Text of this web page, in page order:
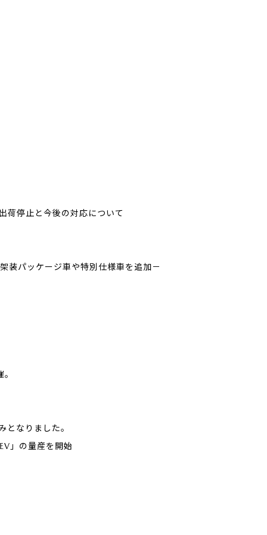
荷停止と今後の対応について
装パッケージ車や特別仕様車を追加－
となりました。
」の量産を開始